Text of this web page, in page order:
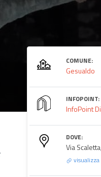
COMUNE:
Gesualdo
INFOPOINT:
InfoPoint
DOVE:
Via